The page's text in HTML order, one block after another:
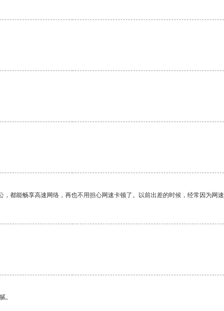
都能畅享高速网络，再也不用担心网速卡顿了。以前出差的时候，经常因为网
。